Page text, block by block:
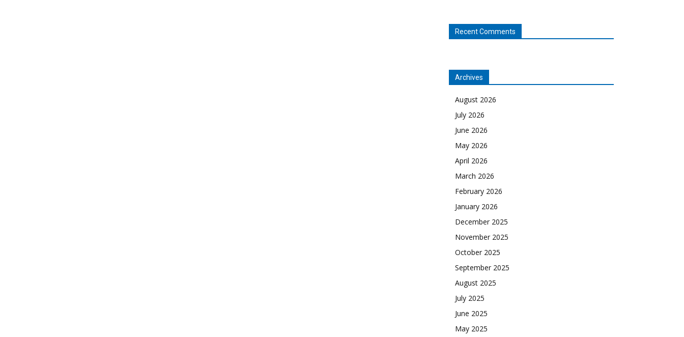
Recent Comments
Archives
August 2026
July 2026
June 2026
May 2026
April 2026
March 2026
February 2026
January 2026
December 2025
November 2025
October 2025
September 2025
August 2025
July 2025
June 2025
May 2025